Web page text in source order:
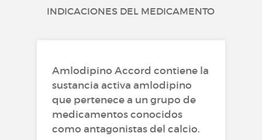
INDICACIONES DEL MEDICAMENTO
Amlodipino Accord contiene la
sustancia activa amlodipino
que pertenece a un grupo de
medicamentos conocidos
como antagonistas del calcio.